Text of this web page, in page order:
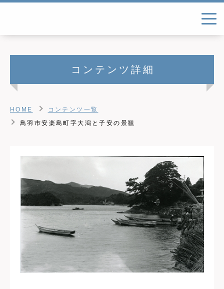
コンテンツ詳細
HOME
コンテンツ一覧
鳥羽市安楽島町字大潟と子安の景観